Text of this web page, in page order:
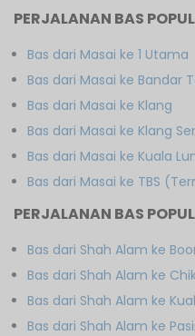
PERJALANAN BAS
Bas dari Masai ke 1 Utama
Bas dari Masai ke Bandar
Bas dari Masai ke Klang
Bas dari Masai ke Klang
Bas dari Masai ke Kuala
Bas dari Masai ke TBS
PERJALANAN BAS
Bas dari Shah Alam ke
Bas dari Shah Alam ke
Bas dari Shah Alam ke
Bas dari Shah Alam ke